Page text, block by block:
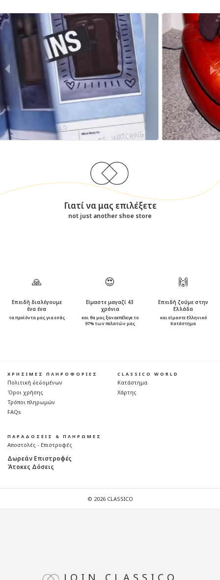
Γιατί να μας επιλέξετε
not just another shoe store
🙏
Επειδή διαλέγουμε
ένα ένα
τα προϊόντα μας για εσάς
😍
Είμαστε μαγαζί 43
χρόνια
και θα μας ξαναεπέλεγε το
97% των πελατών μας
🙌
Επειδή ζούμε στην
Ελλάδα
και είμαστε Ελληνικό
Κατάστημα
ΧΡΗΣΙΜΕΣ ΠΛΗΡΟΦΟΡΙΕΣ
Πολιτική δεδομένων
Όροι χρήσης
Τρόποι πληρωμών
FAQs
CLASSICO WORLD
Κατάστημα
Χάρτης
ΠΑΡΑΔΟΣΕΙΣ & ΠΛΗΡΩΜΕΣ
Αποστολές - Επιστροφές
Δωρεάν Επιστροφές
Άτοκες Δόσεις
© 2026 CLASSICO